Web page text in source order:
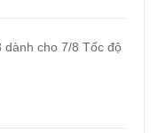
dành cho 7/8 Tốc độ